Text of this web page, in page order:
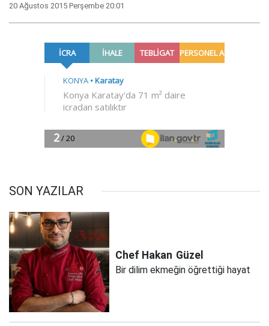
20 Ağustos 2015 Perşembe 20:01
SON YAZILAR
Chef Hakan Güzel
Bir dilim ekmeğin öğrettiği hayat